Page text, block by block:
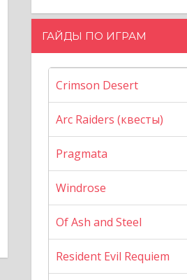
ГАЙДЫ ПО ИГРАМ
Crimson Desert
Arc Raiders (квесты)
Pragmata
Windrose
Of Ash and Steel
Resident Evil Requiem